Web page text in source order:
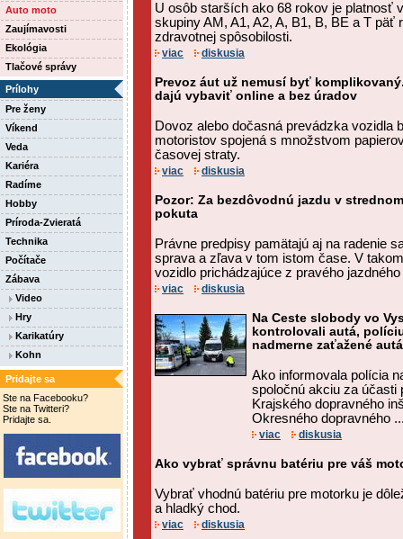
Auto moto
Zaujímavosti
Ekológia
Tlačové správy
Prílohy
Pre ženy
Víkend
Veda
Kariéra
Radíme
Hobby
Príroda-Zvieratá
Technika
Počítače
Zábava
Video
Hry
Karikatúry
Kohn
Pridajte sa
Ste na Facebooku?
Ste na Twitteri?
Pridajte sa.
U osôb starších ako 68 rokov je platnosť
skupiny AM, A1, A2, A, B1, B, BE a T päť
zdravotnej spôsobilosti.
viac diskusia
Prevoz áut už nemusí byť
dajú vybaviť online a bez úradov
Dovoz alebo dočasná prevádzka vozidla
motoristov spojená s množstvom
časovej straty.
viac diskusia
Pozor: Za bezdôvodnú jazdu v
pokuta
Právne predpisy pamätajú aj na radenie
sprava a zľava v tom istom čase. V
vozidlo prichádzajúce z pravého jazdného
viac diskusia
Na Ceste slobody vo
kontrolovali autá,
nadmerne zaťažené autá
Ako informovala polícia
spoločnú akciu za účasti
Krajského dopravného
Okresného dopravného
viac diskusia
Ako vybrať správnu batériu pre váš
Vybrať vhodnú batériu pre motorku je
a hladký chod.
viac diskusia